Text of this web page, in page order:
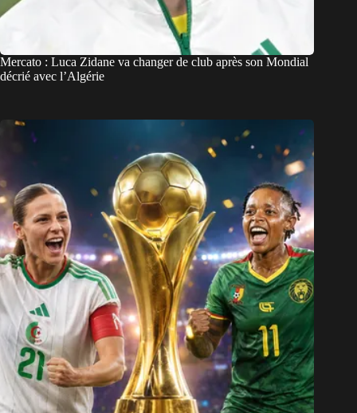
Mercato : Luca Zidane va changer de club après son Mondial
décrié avec l’Algérie